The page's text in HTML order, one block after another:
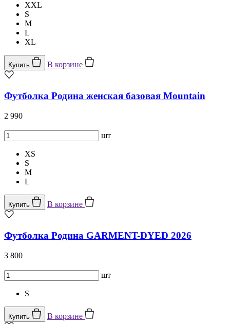
XXL
S
M
L
XL
Купить В корзине
Футболка Родина женская базовая Mountain
2 990
шт
XS
S
M
L
Купить В корзине
Футболка Родина GARMENT-DYED 2026
3 800
шт
S
Купить В корзине